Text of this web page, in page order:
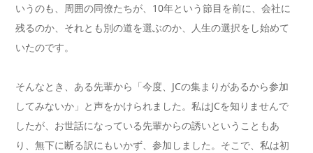
いうのも、周囲の同僚たちが、10年という節目を前に、会社に
残るのか、それとも別の道を選ぶのか、人生の選択をし始めて
いたのです。
そんなとき、ある先輩から「今度、JCの集まりがあるから参加
してみないか」と声をかけられました。私はJCを知りませんで
したが、お世話になっている先輩からの誘いということもあ
り、無下に断る訳にもいかず、参加しました。そこで、私は初